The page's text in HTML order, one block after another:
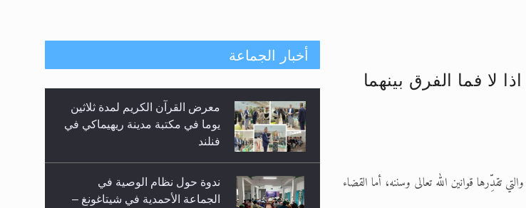
أيده الله والمكتب العربي >> المزيد
لا فما الفرق بينهما
تقدِّرها قوانين الله تعالى وسننه، أما القضاء
أخبار الجماعة
معرض القرآن الكريم لمدة ثلاثين
يوما في مكتبة مدينة ريهيماكي في
فنلند
ندوة حول نظام الوصية في
الجماعة الأحمدية في شيتاغونغ –